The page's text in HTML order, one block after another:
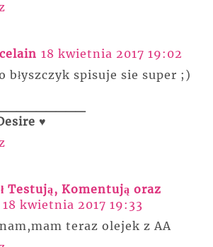
18 kwietnia 2017 19:02
błyszczyk spisuje sie super ;)
♥
Testują, Komentują oraz
18 kwietnia 2017 19:33
teraz olejek z AA